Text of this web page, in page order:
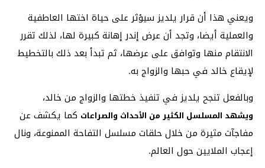
ويعني هذا أن قرار يلديز سيؤثر على حياة اختها العاطفية
والعملية أيضا، وتجد أن عرض إندر إهانة كبيرة لها، لذلك تقرر
الانتقام منها وتوافق على عرضها، ثم تبدأ بعد ذلك بالتخطيط
لإيقاع خالد في حبها والزواج به.
وبالفعل تنجح يلديز في تنفيذ خطتها والزواج من خالد،
ويشهد المسلسل الكثير من الأحداث والصراعات كما يكشف عن
مفاجآت مثيرة من خلال حلقات مسلسل التفاحة الممنوعة، ونال
إعجاب الملايين حول العالم.